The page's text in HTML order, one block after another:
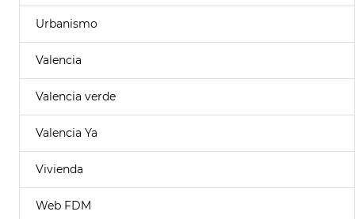
Urbanismo
Valencia
Valencia verde
Valencia Ya
Vivienda
Web FDM